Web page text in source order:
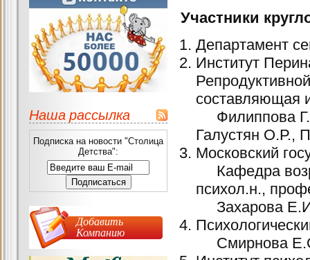
Участники
Департамент
Институт
составляющая
Филиппова
Галустян О.Р.,
Московский
Кафедра
психол.н.,
Захарова
Смирнова
Наша рассылка
Подписка на новости "Столица
Детства":
Добавить
Компанию